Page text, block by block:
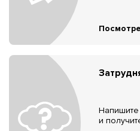
Напишите
и